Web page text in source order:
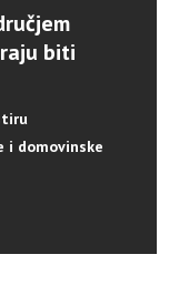
biti
i domovinske